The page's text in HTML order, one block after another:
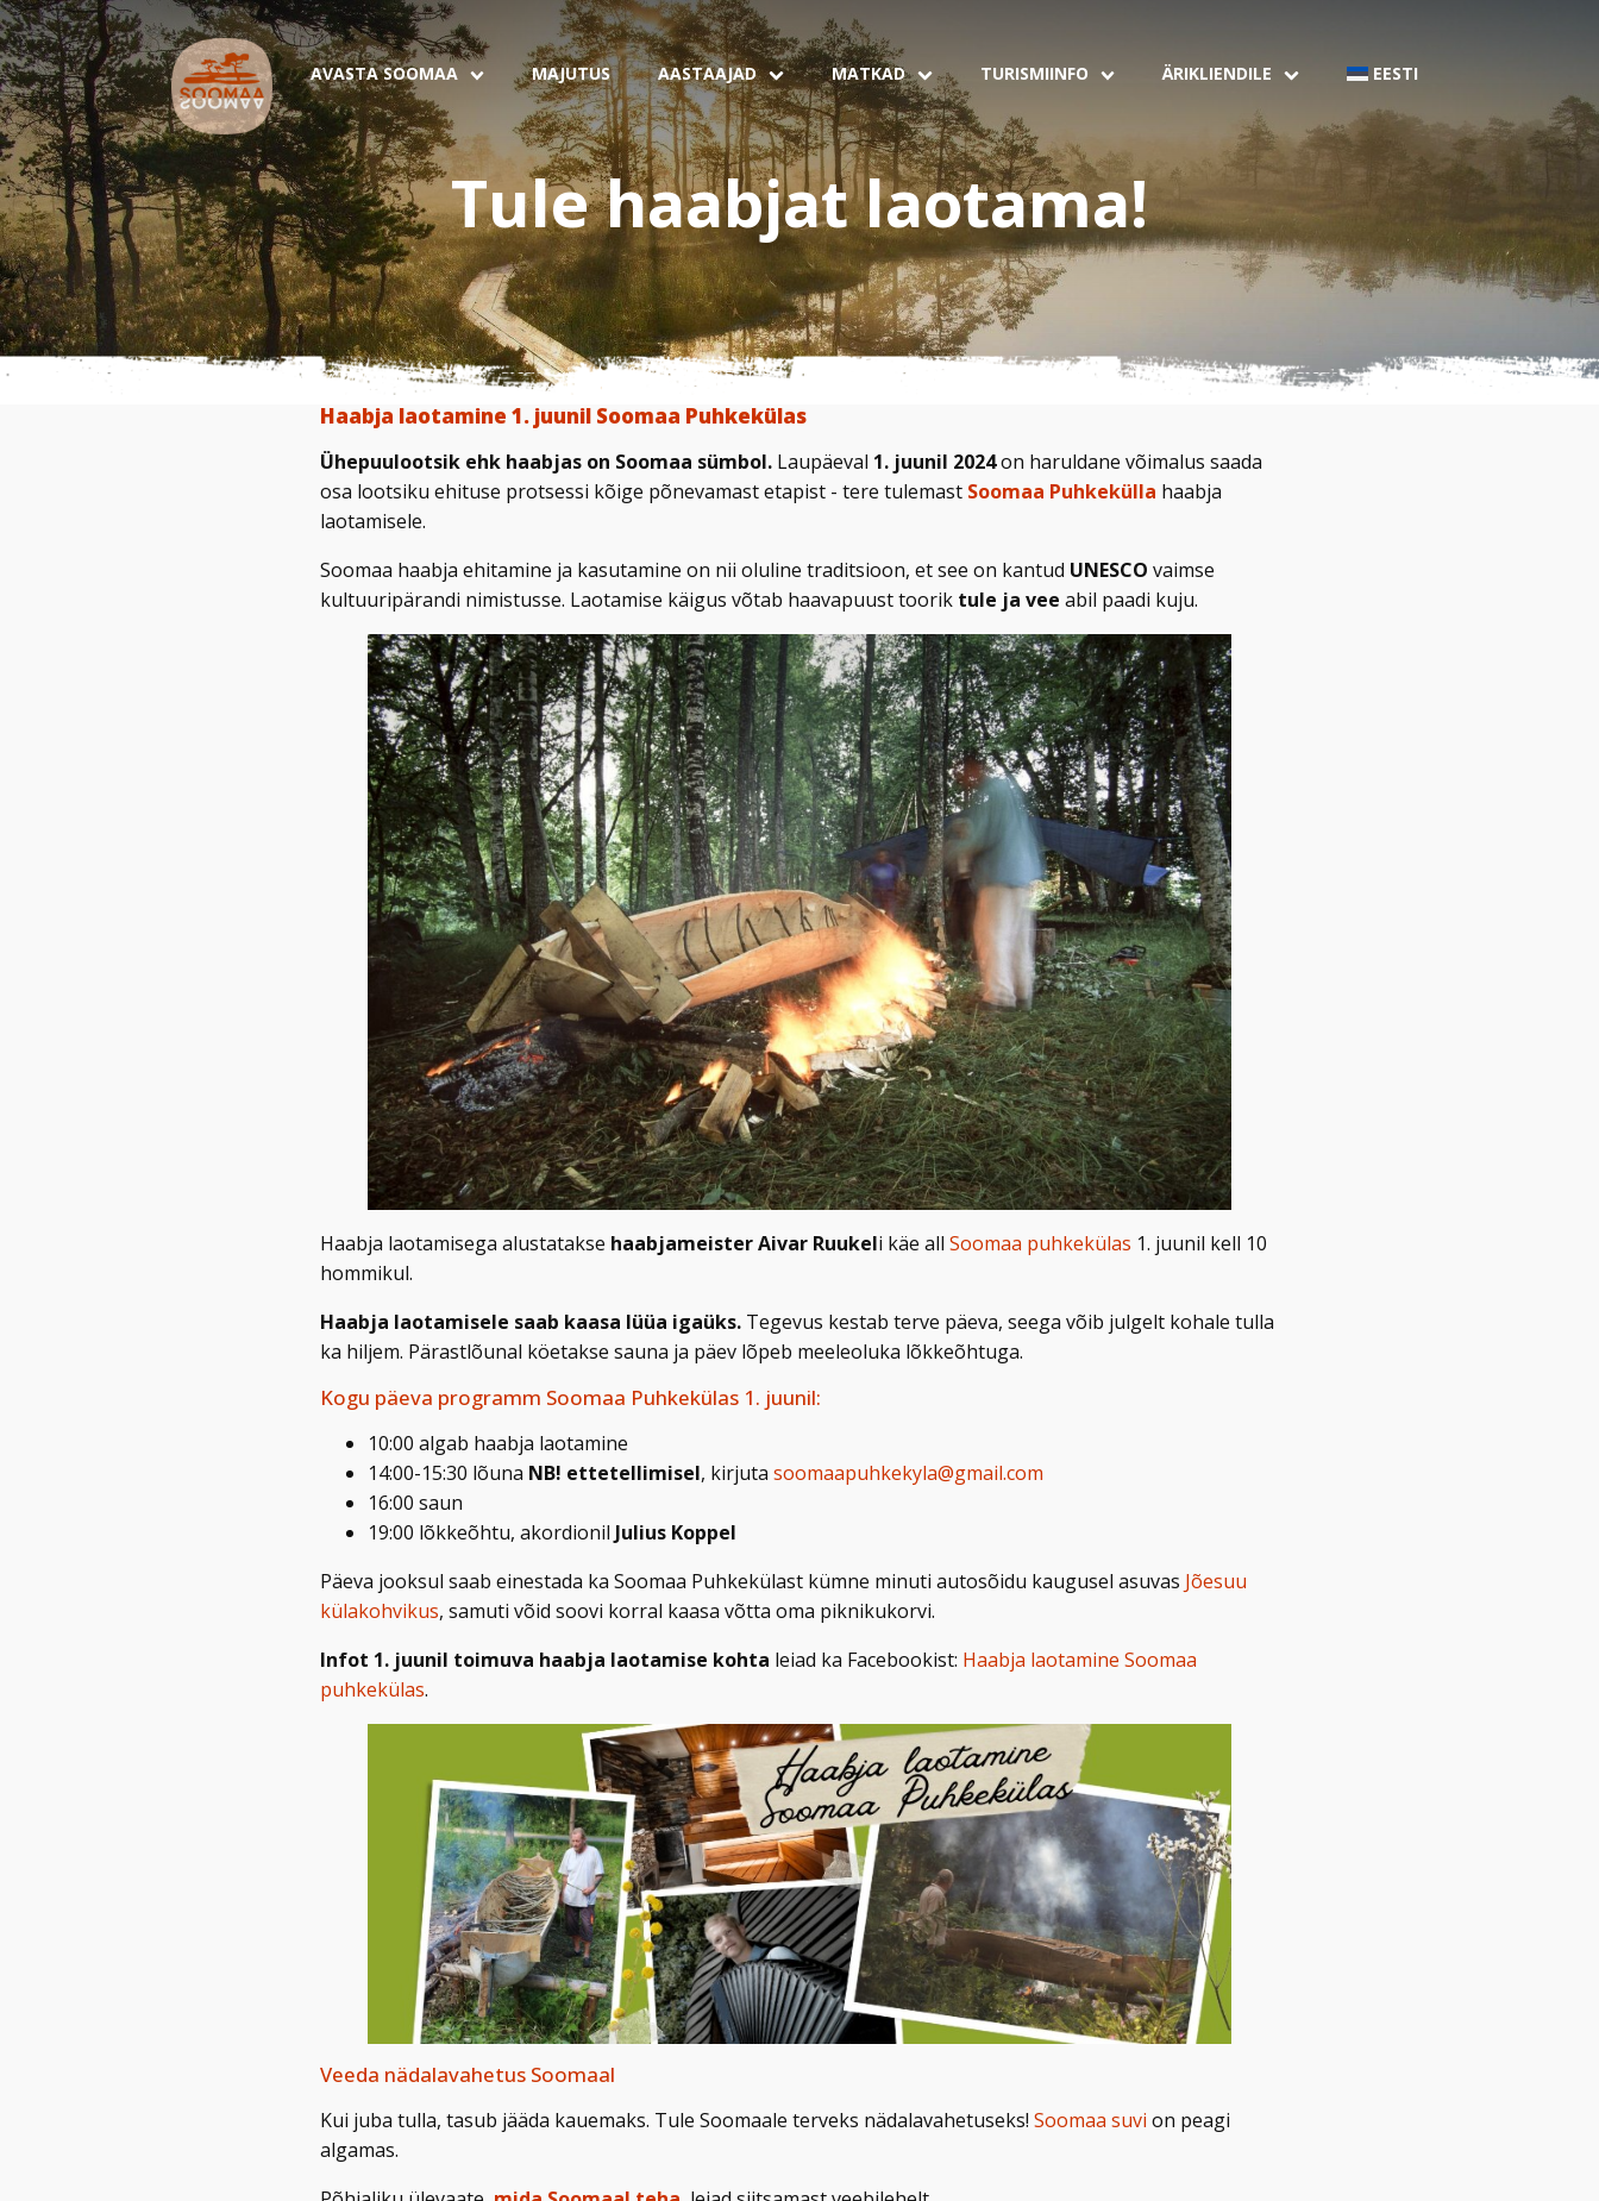
AVASTA SOOMAA MAJUTUS AASTAAJAD MATKAD TURISMIINFO ÄRIKLIENDILE EESTI
Tule haabjat laotama!
Haabja laotamine 1. juunil Soomaa Puhkekülas
Ühepuulootsik ehk haabjas on Soomaa sümbol.Laupäeval 1. juunil 2024on haruldane võimalus saada
osa lootsiku ehituse protsessi kõige põnevamast etapist - tere tulemast Soomaa Puhkekülla haabja
laotamisele.
Soomaa haabja ehitamine ja kasutamine on nii oluline traditsioon, et see on kantud UNESCO vaimse
kultuuripärandi nimistusse. Laotamise käigus võtab haavapuust toorik tule ja vee abil paadi kuju.
Haabja laotamisega alustatakse haabjameister Aivar Ruukeli käe all Soomaa puhkekülas 1. juunil kell 10
hommikul.
Haabja laotamisele saab kaasa lüüa igaüks.Tegevus kestab terve päeva, seega võib julgelt kohale tulla
ka hiljem. Pärastlõunal köetakse sauna ja päev lõpeb meeleoluka lõkkeõhtuga.
Kogu päeva programm Soomaa Puhkekülas 1. juunil:
10:00 algab haabja laotamine
14:00-15:30 lõuna NB! ettetellimisel, kirjuta soomaapuhkekyla@gmail.com
16:00 saun
19:00 lõkkeõhtu, akordionil Julius Koppel
Päeva jooksul saab einestada ka Soomaa Puhkekülast kümne minuti autosõidu kaugusel asuvas Jõesuu
külakohvikus, samuti võid soovi korral kaasa võtta oma piknikukorvi.
Infot 1. juunil toimuva haabja laotamise kohta leiad ka Facebookist: Haabja laotamine Soomaa
puhkekülas.
Veeda nädalavahetus Soomaal
Kui juba tulla, tasub jääda kauemaks. Tule Soomaale terveks nädalavahetuseks! Soomaa suvi on peagi
algamas.